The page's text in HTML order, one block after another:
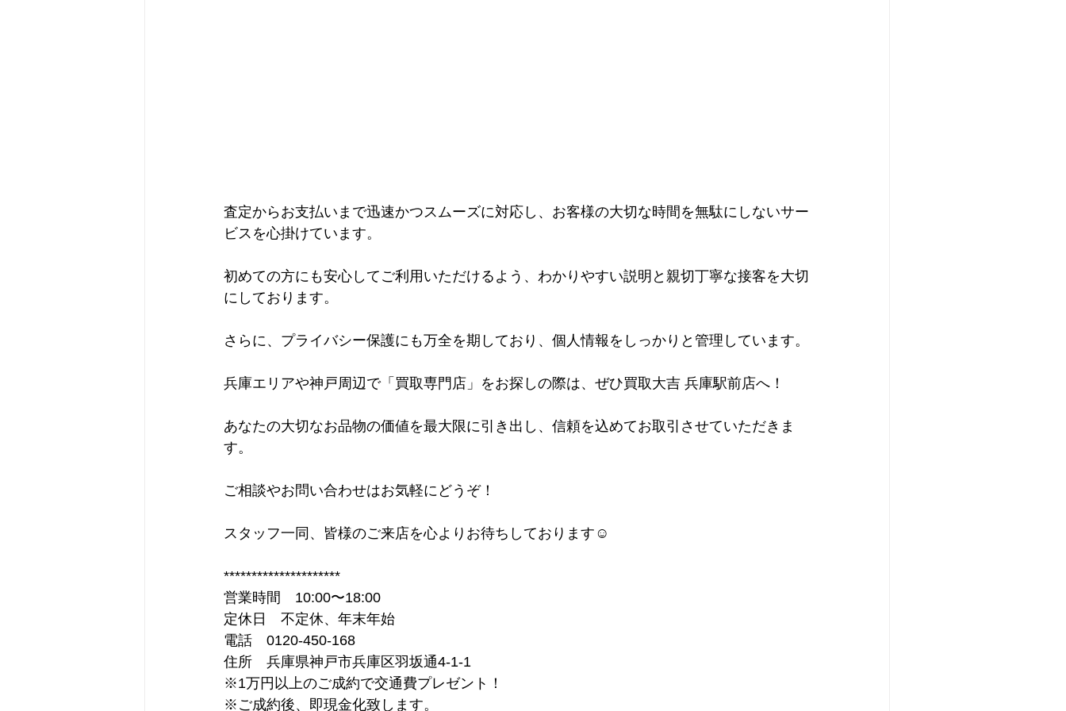
査定からお支払いまで迅速かつスムーズに対応し、お客様の大切な時間を無駄にしないサー
ビスを心掛けています。
初めての方にも安心してご利用いただけるよう、わかりやすい説明と親切丁寧な接客を大切
にしております。
さらに、プライバシー保護にも万全を期しており、個人情報をしっかりと管理しています。
兵庫エリアや神戸周辺で「買取専門店」をお探しの際は、ぜひ買取大吉 兵庫駅前店へ！
あなたの大切なお品物の価値を最大限に引き出し、信頼を込めてお取引させていただきま
す。
ご相談やお問い合わせはお気軽にどうぞ！
スタッフ一同、皆様のご来店を心よりお待ちしております☺
*********************
営業時間　10:00〜18:00
定休日　不定休、年末年始
電話　0120-450-168
住所　兵庫県神戸市兵庫区羽坂通4-1-1
※1万円以上のご成約で交通費プレゼント！
※ご成約後、即現金化致します。